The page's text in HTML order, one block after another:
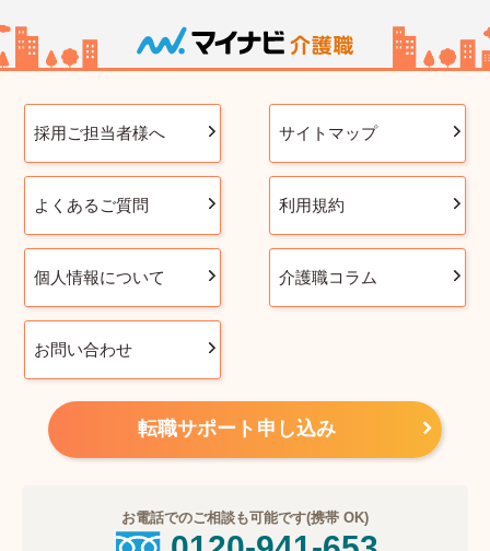
採用ご担当者様へ サイトマップ
よくあるご質問 利用規約
個人情報について 介護職コラム
お問い合わせ
転職サポート申し込み
お電話でのご相談も可能です(携帯 OK)